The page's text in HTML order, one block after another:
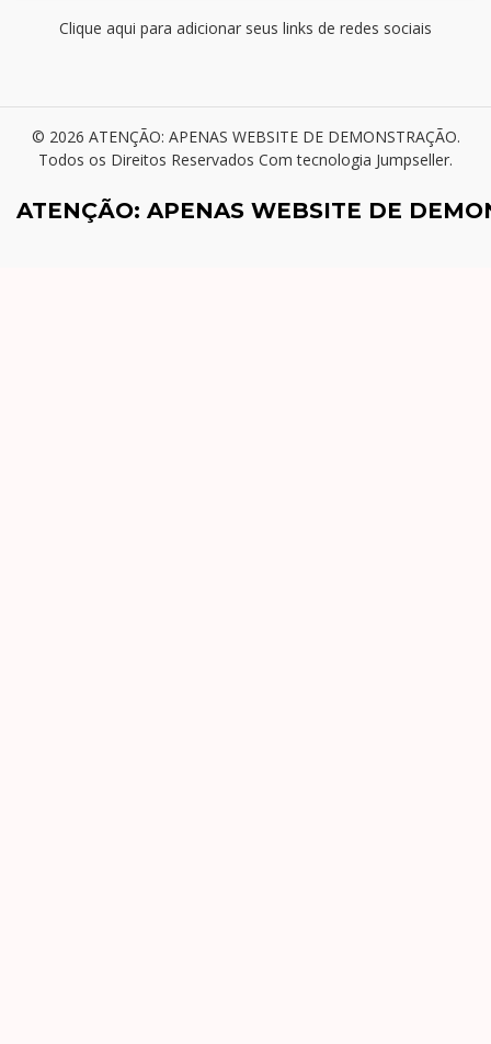
Clique aqui para adicionar seus links de redes sociais
© 2026 ATENÇÃO: APENAS WEBSITE DE DEMONSTRAÇÃO.
Todos os Direitos Reservados Com tecnologia Jumpseller.
ATENÇÃO: APENAS WEBSITE DE